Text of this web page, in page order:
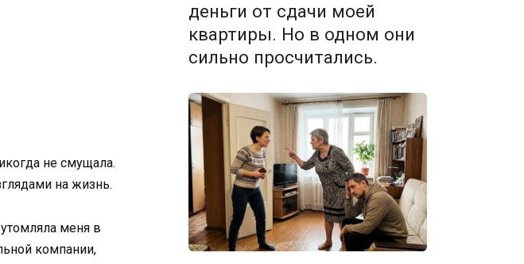
не смущала.
на жизнь.
меня в
компании,
деньги от сдачи моей
квартиры. Но в одном они
сильно просчитались.